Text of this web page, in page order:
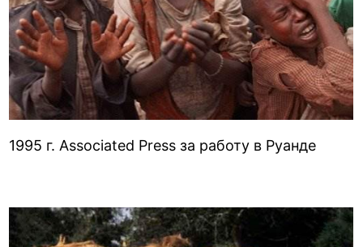
1995 г. Associated Press за работу в Руанде